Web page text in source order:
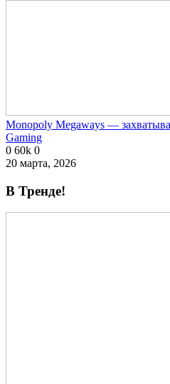
Monopoly Megaways —
Gaming
0 60k 0
20 марта, 2026
В Тренде!